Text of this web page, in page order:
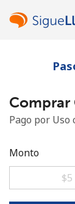
¿Ya
Comprar
Pago por Uso
Monto
⁦$5⁩